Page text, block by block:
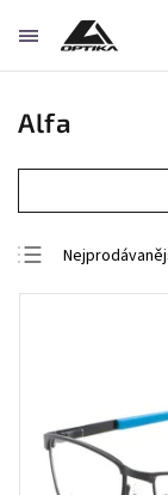
Alfa
Nejlevnější